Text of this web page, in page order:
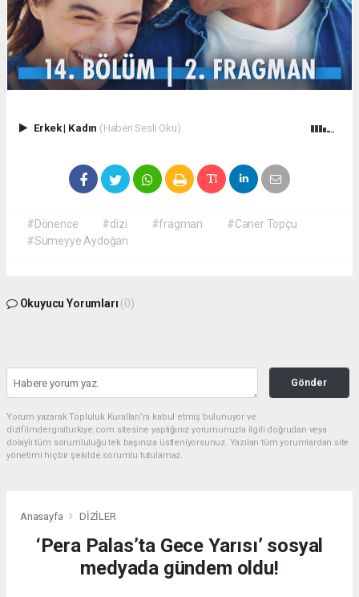
Erkek| Kadın (Haberi Sesli Oku)
#Dönence #dizi #fragman
#Caner Topçu
#Sümeyye Aydoğan
Okuyucu Yorumları (0)
Gönder
Yorum yazarak Topluluk Kuralları’nı kabul etmiş bulunuyor ve
dizifilmdergisiturkiye.com sitesine yaptığınız yorumunuzla ilgili doğrudan veya
dolaylı tüm sorumluluğu tek başınıza üstleniyorsunuz. Yazılan tüm yorumlardan site
yönetimi hiçbir şekilde sorumlu tutulamaz.
Anasayfa DİZİLER
‘Pera Palas’ta Gece Yarısı’ sosyal
medyada gündem oldu!